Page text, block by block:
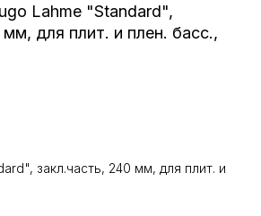
Lahme "Standard",
для плит. и плен. басс.,
закл.часть, 240 мм, для плит. и